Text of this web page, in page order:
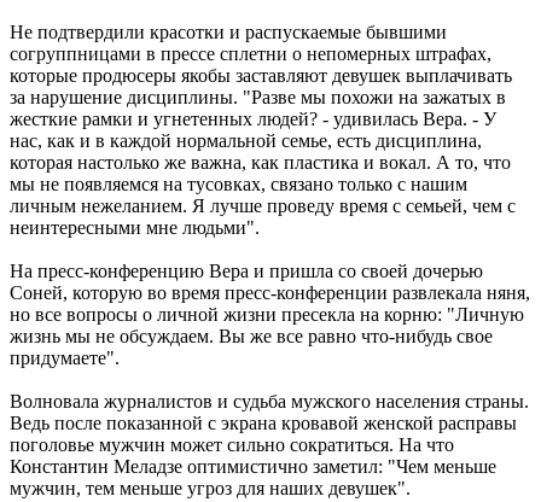
Не подтвердили красотки и распускаемые бывшими
согруппницами в прессе сплетни о непомерных штрафах,
которые продюсеры якобы заставляют девушек выплачивать
за нарушение дисциплины. "Разве мы похожи на зажатых в
жесткие рамки и угнетенных людей? - удивилась Вера. - У
нас, как и в каждой нормальной семье, есть дисциплина,
которая настолько же важна, как пластика и вокал. А то, что
мы не появляемся на тусовках, связано только с нашим
личным нежеланием. Я лучше проведу время с семьей, чем с
неинтересными мне людьми".
На пресс-конференцию Вера и пришла со своей дочерью
Соней, которую во время пресс-конференции развлекала няня,
но все вопросы о личной жизни пресекла на корню: "Личную
жизнь мы не обсуждаем. Вы же все равно что-нибудь свое
придумаете".
Волновала журналистов и судьба мужского населения страны.
Ведь после показанной с экрана кровавой женской расправы
поголовье мужчин может сильно сократиться. На что
Константин Меладзе оптимистично заметил: "Чем меньше
мужчин, тем меньше угроз для наших девушек".